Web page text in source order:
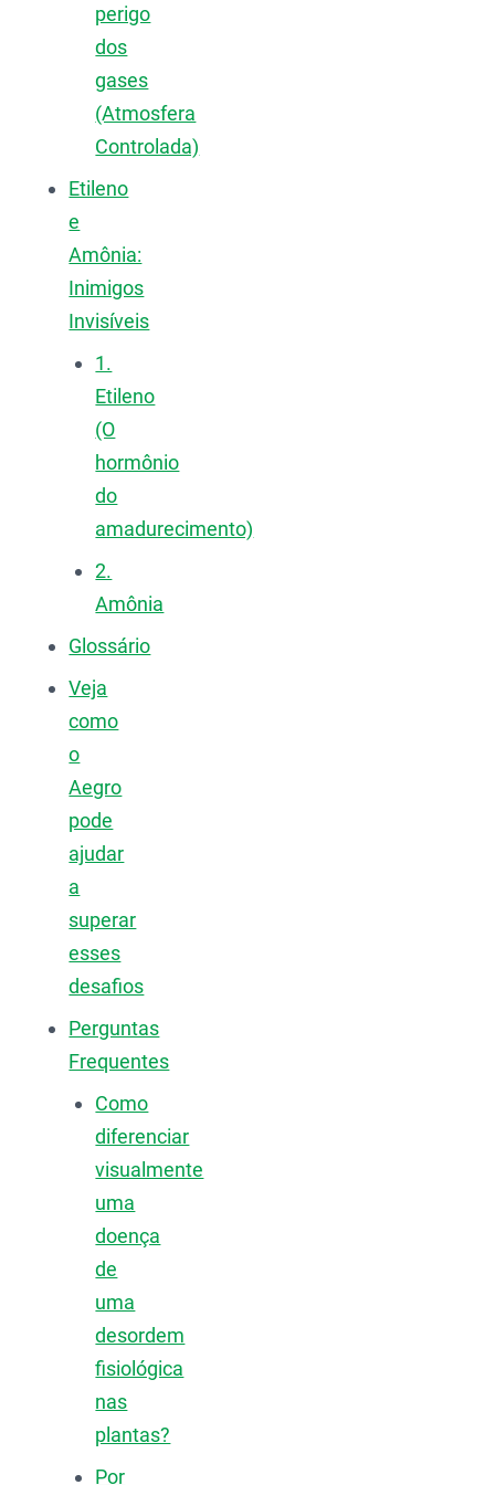
perigo
dos
gases
(Atmosfera
Controlada)
Etileno
e
Amônia:
Inimigos
Invisíveis
1.
Etileno
(O
hormônio
do
amadurecimento)
2.
Amônia
Glossário
Veja
como
o
Aegro
pode
ajudar
a
superar
esses
desafios
Perguntas
Frequentes
Como
diferenciar
visualmente
uma
doença
de
uma
desordem
fisiológica
nas
plantas?
Por